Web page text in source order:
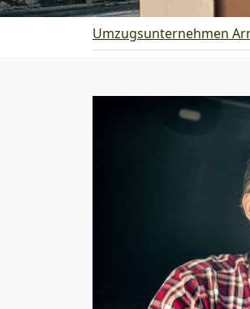
Umzugsunternehmen